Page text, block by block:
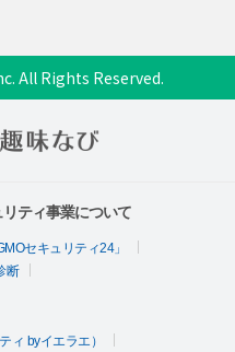
All Rights Reserved.